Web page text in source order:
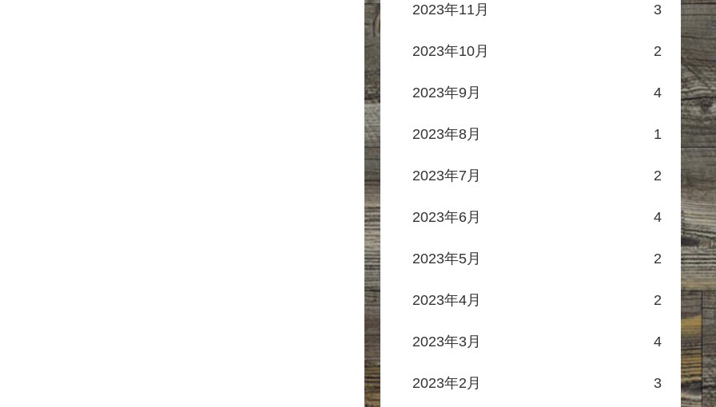
2023年11月 3
2023年10月 2
2023年9月 4
2023年8月 1
2023年7月 2
2023年6月 4
2023年5月 2
2023年4月 2
2023年3月 4
2023年2月 3